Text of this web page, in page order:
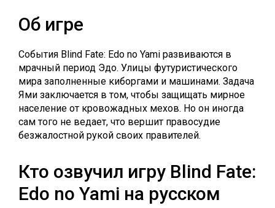
Об игре
События Blind Fate: Edo no Yami развиваются в
мрачный период Эдо. Улицы футуристического
мира заполненные киборгами и машинами. Задача
Ями заключается в том, чтобы защищать мирное
население от кровожадных мехов. Но он иногда
сам того не ведает, что вершит правосудие
безжалостной рукой своих правителей.
Кто озвучил игру Blind Fate:
Edo no Yami на русском